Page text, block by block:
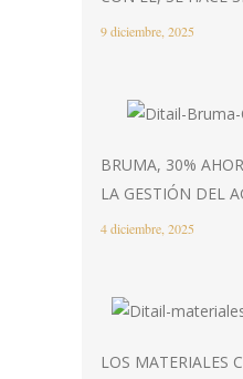
9 diciembre, 2025
BRUMA, 30%
LA GESTIÓN DEL
4 diciembre, 2025
LOS MATERIALES